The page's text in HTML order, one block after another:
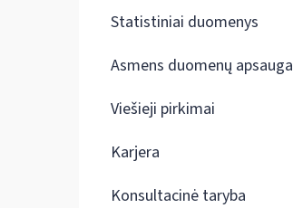
Statistiniai duomenys
Asmens duomenų apsauga
Viešieji pirkimai
Karjera
Konsultacinė taryba